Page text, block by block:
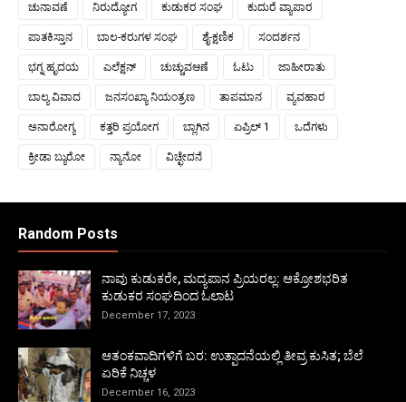
ಚುನಾವಣೆ ನಿರುದ್ಯೋಗ ಕುಡುಕರ ಸಂಘ ಕುದುರೆ ವ್ಯಾಪಾರ
ಪಾತಕಿಸ್ತಾನ ಬಾಲ-ಕರುಗಳ ಸಂಘ ಶೈ-ಕ್ಷಣಿಕ ಸಂದರ್ಶನ
ಭಗ್ನ ಹೃದಯ ಎಲೆಕ್ಷನ್ ಚುಚ್ಚುವಆಣೆ ಓಟು ಜಾಹೀರಾತು
ಬಾಲ್ಯ ವಿವಾದ ಜನಸಂಖ್ಯಾ ನಿಯಂತ್ರಣ ತಾಪಮಾನ ವ್ಯವಹಾರ
ಅನಾರೋಗ್ಯ ಕತ್ತರಿ ಪ್ರಯೋಗ ಬ್ಲಾಗಿನ ಏಪ್ರಿಲ್ 1 ಒದೆಗಳು
ಕ್ರೀಡಾ ಬ್ಯುರೋ ನ್ಯಾನೋ ವಿಚ್ಛೇದನೆ
Random Posts
ನಾವು ಕುಡುಕರೇ, ಮದ್ಯಪಾನ ಪ್ರಿಯರಲ್ಲ: ಆಕ್ರೋಶಭರಿತ
ಕುಡುಕರ ಸಂಘದಿಂದ ಓಲಾಟ
December 17, 2023
ಆತಂಕವಾದಿಗಳಿಗೆ ಬರ: ಉತ್ಪಾದನೆಯಲ್ಲಿ ತೀವ್ರ ಕುಸಿತ; ಬೆಲೆ
ಏರಿಕೆ ನಿಚ್ಚಳ
December 16, 2023